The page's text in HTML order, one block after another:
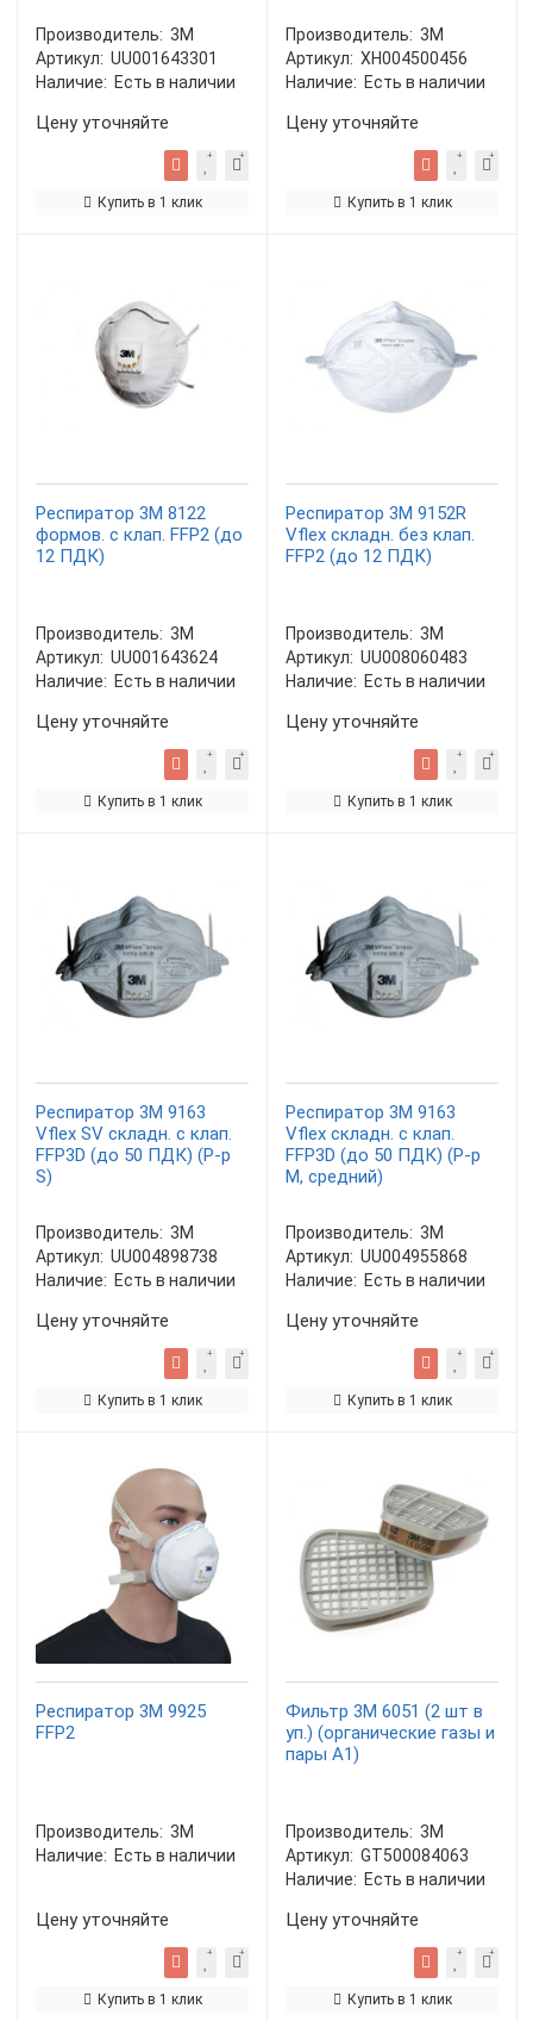
Производитель: 3М
Артикул: UU001643301
Наличие: Есть в наличии
Цену уточняйте
Купить в 1 клик
Производитель: 3М
Артикул: XH004500456
Наличие: Есть в наличии
Цену уточняйте
Купить в 1 клик
Респиратор 3М 8122
формов. с клап. FFP2 (до
12 ПДК)
Производитель: 3М
Артикул: UU001643624
Наличие: Есть в наличии
Цену уточняйте
Купить в 1 клик
Респиратор 3М 9152R
Vflex складн. без клап.
FFP2 (до 12 ПДК)
Производитель: 3М
Артикул: UU008060483
Наличие: Есть в наличии
Цену уточняйте
Купить в 1 клик
Респиратор 3М 9163
Vflex SV складн. с клап.
FFP3D (до 50 ПДК) (Р-р
S)
Производитель: 3М
Артикул: UU004898738
Наличие: Есть в наличии
Цену уточняйте
Купить в 1 клик
Респиратор 3М 9163
Vflex складн. с клап.
FFP3D (до 50 ПДК) (Р-р
M, средний)
Производитель: 3М
Артикул: UU004955868
Наличие: Есть в наличии
Цену уточняйте
Купить в 1 клик
Респиратор 3М 9925
FFP2
Производитель: 3М
Наличие: Есть в наличии
Цену уточняйте
Купить в 1 клик
Фильтр 3М 6051 (2 шт в
уп.) (органические газы и
пары А1)
Производитель: 3М
Артикул: GT500084063
Наличие: Есть в наличии
Цену уточняйте
Купить в 1 клик